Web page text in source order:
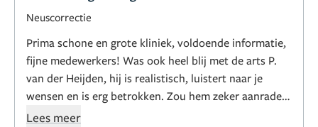
Neuscorrectie
Prima schone en grote kliniek, voldoende informatie,
fijne medewerkers! Was ook heel blij met de arts P.
van der Heijden, hij is realistisch, luistert naar je
wensen en is erg betrokken. Zou hem zeker aanraden
als je een neuscorrectie overweegt.
Lees meer